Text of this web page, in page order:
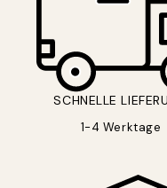
SCHNELLE
1-4 Werktage